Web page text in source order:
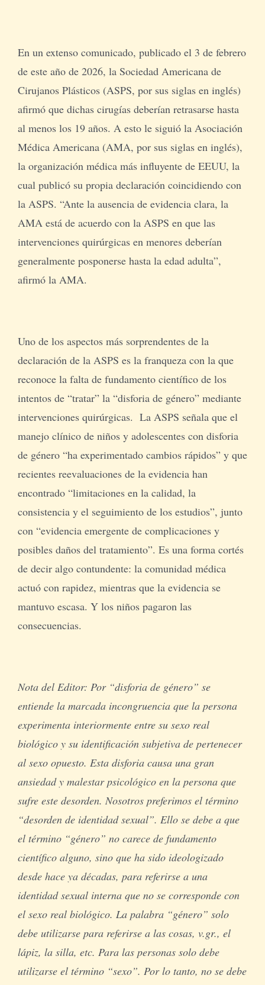
En un extenso comunicado, publicado el 3 de febrero
de este año de 2026, la Sociedad Americana de
Cirujanos Plásticos (ASPS, por sus siglas en inglés)
afirmó que dichas cirugías deberían retrasarse hasta
al menos los 19 años. A esto le siguió la Asociación
Médica Americana (AMA, por sus siglas en inglés),
la organización médica más influyente de EEUU, la
cual publicó su propia declaración coincidiendo con
la ASPS. “Ante la ausencia de evidencia clara, la
AMA está de acuerdo con la ASPS en que las
intervenciones quirúrgicas en menores deberían
generalmente posponerse hasta la edad adulta”,
afirmó la AMA.
Uno de los aspectos más sorprendentes de la
declaración de la ASPS es la franqueza con la que
reconoce la falta de fundamento científico de los
intentos de “tratar” la “disforia de género” mediante
intervenciones quirúrgicas. La ASPS señala que el
manejo clínico de niños y adolescentes con disforia
de género “ha experimentado cambios rápidos” y que
recientes reevaluaciones de la evidencia han
encontrado “limitaciones en la calidad, la
consistencia y el seguimiento de los estudios”, junto
con “evidencia emergente de complicaciones y
posibles daños del tratamiento”. Es una forma cortés
de decir algo contundente: la comunidad médica
actuó con rapidez, mientras que la evidencia se
mantuvo escasa. Y los niños pagaron las
consecuencias.
Nota del Editor: Por “disforia de género” se
entiende la marcada incongruencia que la persona
experimenta interiormente entre su sexo real
biológico y su identificación subjetiva de pertenecer
al sexo opuesto. Esta disforia causa una gran
ansiedad y malestar psicológico en la persona que
sufre este desorden. Nosotros preferimos el término
“desorden de identidad sexual”. Ello se debe a que
el término “género” no carece de fundamento
científico alguno, sino que ha sido ideologizado
desde hace ya décadas, para referirse a una
identidad sexual interna que no se corresponde con
el sexo real biológico. La palabra “género” solo
debe utilizarse para referirse a las cosas, v.gr., el
lápiz, la silla, etc. Para las personas solo debe
utilizarse el término “sexo”. Por lo tanto, no se debe